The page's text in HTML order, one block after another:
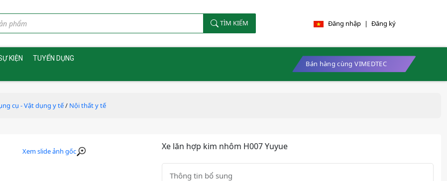
TÌM KIẾM Đăng nhập | Đăng ký
KIỆN
TUYỂN DỤNG
Bán hàng cùng VIMEDTEC
cụ - Vật dụng y tế/ Nội thất y tế
Xem slide ảnh gốc Xe lăn hợp kim nhôm H007 Yuyue
Thông tin bổ sung